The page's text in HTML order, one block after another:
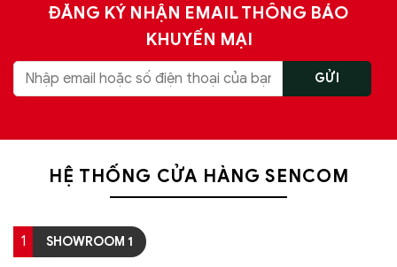
ĐĂNG KÝ NHẬN EMAIL THÔNG BÁO
KHUYẾN MẠI
HỆ THỐNG CỬA HÀNG SENCOM
1 SHOWROOM 1